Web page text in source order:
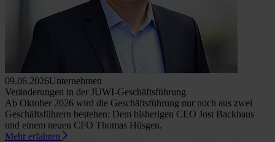
09.06.2026Unternehmen
Veränderungen in der JUWI-Geschäftsführung
Ab Oktober 2026 wird die Geschäftsführung nur noch aus zwei
Geschäftsführern bestehen: Dem bisherigen CEO Jost Backhaus
und einem neuen CFO Thomas Hüsgen.
Mehr erfahren